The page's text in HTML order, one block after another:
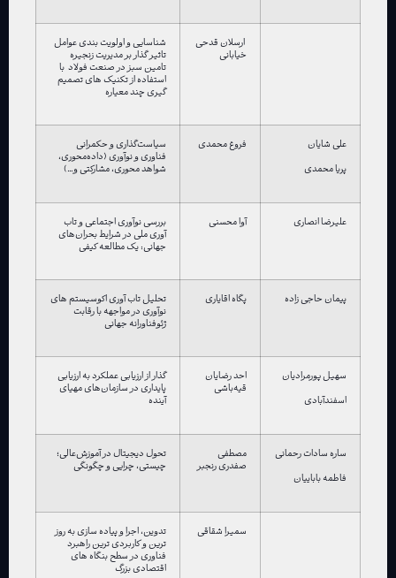
ارسلان قدحی
خیابانی
شناسایی و اولویت بندی عوامل
تاثیر گذار بر مدیریت زنجیره
تامین سبز در صنعت فولاد با
استفاده از تکنیک های تصمیم
گیری چند معیاره
علی شایان
پریا محمدی
فروغ محمدی سیاست‌گذاری و حکمرانی
فناوری و نوآوری (داده‌محوری،
شواهد محوری، مشارکتی و…)
علیرضا انصاری آوا محسنی بررسی نوآوری اجتماعی و تاب
آوری ملی در شرایط بحران‌های
جهانی: یک مطالعه کیفی
پیمان حاجی زاده پگاه اقایاری تحلیل تاب آوری اکوسیستم های
نوآوری در مواجهه با رقابت
ژئوفناورانه جهانی
سهیل پورمرادیان
اسفندآبادی
احد رضایان
قیه‌باشی
گذار از ارزیابی عملکرد به ارزیابی
پایداری در سازمان‌های مهیای
آینده
ساره سادات رحمانی
فاطمه باباییان
مصطفی
صفدری رنجبر
تحول دیجیتال در آموزش‌عالی؛
چیستی، چرایی و چگونگی
سمیرا شقاقی تدوین، اجرا و پیاده سازی به روز
ترین و کاربردی ترین راهبرد
فناوری در سطح بنگاه های
اقتصادی بزرگ